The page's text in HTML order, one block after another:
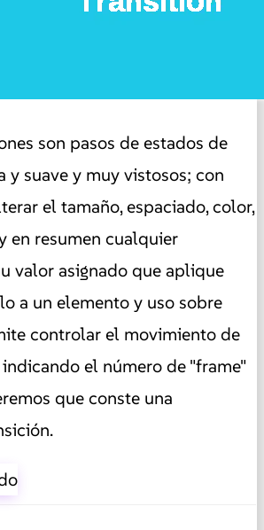
son pasos de estados de
y suave y muy vistosos; con
el tamaño, espaciado, color,
en resumen cualquier
valor asignado que aplique
a un elemento y uso sobre
controlar el movimiento de
el número de "frame"
que conste una